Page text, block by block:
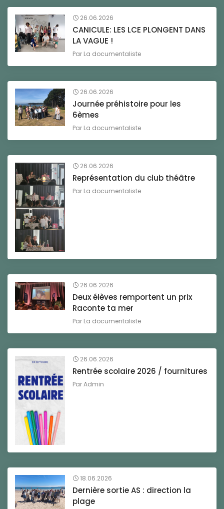
26.06.2026
CANICULE: LES LCE PLONGENT DANS
LA VAGUE !
Par La documentaliste
26.06.2026
Journée préhistoire pour les
6èmes
Par La documentaliste
26.06.2026
Représentation du club théâtre
Par La documentaliste
26.06.2026
Deux élèves remportent un prix
Raconte ta mer
Par La documentaliste
26.06.2026
Rentrée scolaire 2026 / fournitures
ParAdmin
18.06.2026
Dernière sortie AS : direction la
plage